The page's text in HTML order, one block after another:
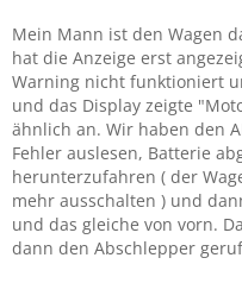
Mein Mann ist den Wagen
hat die Anzeige erst
Warning nicht funktioniert
und das Display zeigte
ähnlich an. Wir haben den
Fehler auslesen, Batterie
herunterzufahren ( der
mehr ausschalten ) und
und das gleiche von vorn.
dann den Abschlepper